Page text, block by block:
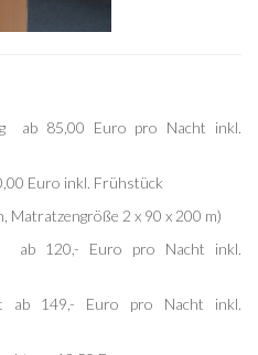
ab 85,00 Euro pro Nacht inkl.
Euro inkl. Frühstück
Matratzengröße 2 x 90 x 200 m)
ab 120,- Euro pro Nacht inkl.
ab 149,- Euro pro Nacht inkl.